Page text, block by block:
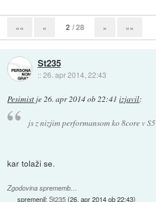
«« « 2 / 28 » »»
St235
::26. apr 2014, 22:43
Pesimist je26. apr 2014 ob 22:41 izjavil:
js z nizjim performansom ko 8core v S5
kar tolaži se.
Zgodovina sprememb…
spremenil:St235(26. apr 2014 ob 22:43)